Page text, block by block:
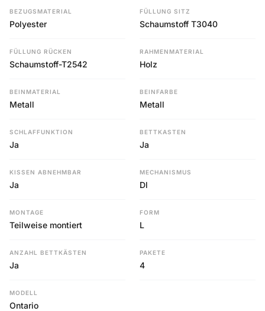
BEZUGSMATERIAL
Polyester
FÜLLUNG SITZ
Schaumstoff T3040
FÜLLUNG RÜCKEN
Schaumstoff-T2542
RAHMENMATERIAL
Holz
BEINMATERIAL
Metall
BEINFARBE
Metall
SCHLAFFUNKTION
Ja
BETTKASTEN
Ja
KISSEN ABNEHMBAR
Ja
MECHANISMUS
Dl
MONTAGE
Teilweise montiert
FORM
L
ANZAHL BETTKÄSTEN
Ja
PAKETE
4
MODELL
Ontario